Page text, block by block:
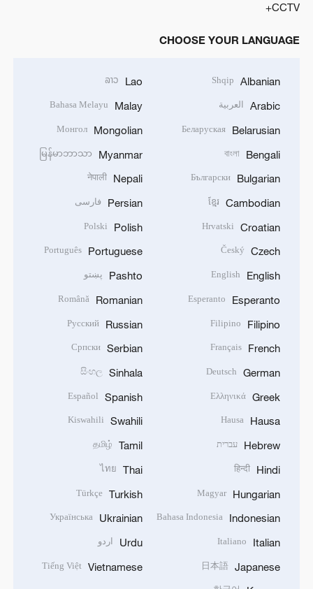
CCTV+
CHOOSE YOUR LANGUAGE
Albanian
Shqip
Arabic العربية
Belarusian
Беларуская
Bengali
বাংলা
Bulgarian
Български
Cambodian
ខ្មែរ
Croatian
Hrvatski
Czech
Český
English
English
Esperanto
Esperanto
Filipino
Filipino
French
Français
German
Deutsch
Greek
Ελληνικά
Hausa
Hausa
Hebrew עברית
Hindi
हिन्दी
Hungarian
Magyar
Indonesian
Bahasa Indonesia
Italian
Italiano
Japanese
日本語
Lao
ລາວ
Malay
Bahasa Melayu
Mongolian
Монгол
Myanmar
မြန်မာဘာသာ
Nepali
नेपाली
Persian فارسی
Polish
Polski
Portuguese
Português
Pashto پښتو
Romanian
Română
Russian
Русский
Serbian
Српски
Sinhala
සිංහල
Spanish
Español
Swahili
Kiswahili
Tamil
தமிழ்
Thai
ไทย
Turkish
Türkçe
Ukrainian
Українська
Urdu اردو
Vietnamese
Tiếng Việt